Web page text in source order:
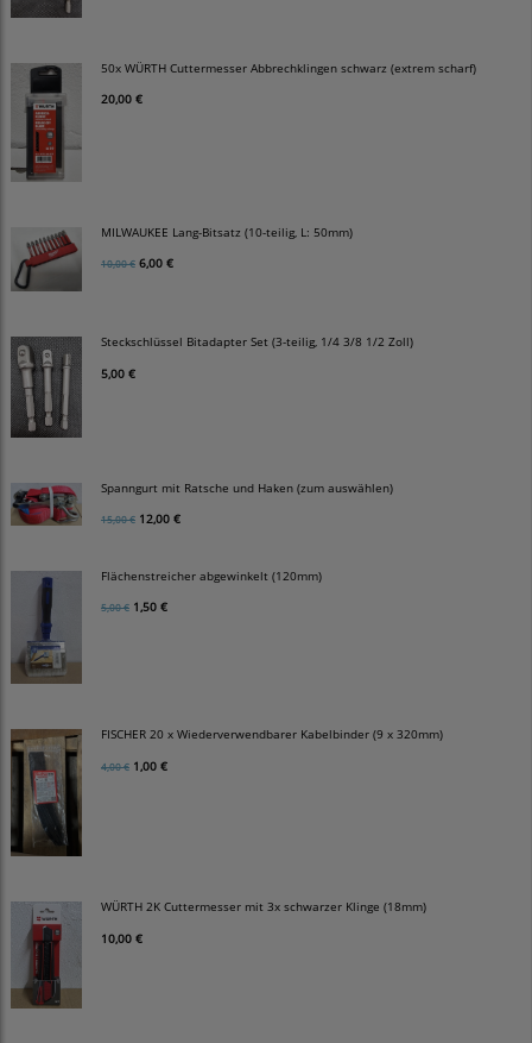
50x WÜRTH Cuttermesser Abbrechklingen schwarz (extrem scharf)
20,00 €
MILWAUKEE Lang-Bitsatz (10-teilig, L: 50mm)
10,00 € 6,00 €
Steckschlüssel Bitadapter Set (3-teilig, 1/4 3/8 1/2 Zoll)
5,00 €
Spanngurt mit Ratsche und Haken (zum auswählen)
15,00 € 12,00 €
Flächenstreicher abgewinkelt (120mm)
5,00 € 1,50 €
FISCHER 20 x Wiederverwendbarer Kabelbinder (9 x 320mm)
4,00 € 1,00 €
WÜRTH 2K Cuttermesser mit 3x schwarzer Klinge (18mm)
10,00 €